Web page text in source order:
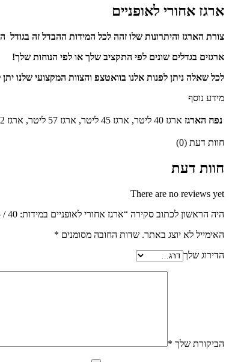
ארגז אחורי לאופניים
צורת הארגז והיתרונות שלו זהה לכל המידות ההבדל זה
ארגזים בגדלים שונים לפי התקציב שלך או לפי הנוחות שלך!
לכל שאלה ניתן לפנות אלנו בוואטצפ והצוות המקצועי שלנו
מידע נוסף
נפח הארגז ארגז 40 ליטר, ארגז 45 ליטר, ארגז 57 ליטר, ארגז 62 ליטר
חוות דעת (0)
חוות דעת
There are no reviews yet
היה הראשון לכתוב סקירה “ארגז אחורי לאופניים במידות: 40 / 45 /57 / 62 ליטר”
האימייל לא יוצג באתר. שדות החובה מסומנים *
הדירוג שלך
הביקורת שלך *